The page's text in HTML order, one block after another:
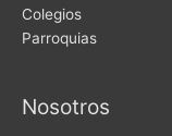
Colegios
Parroquias
Nosotros